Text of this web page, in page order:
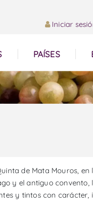
Iniciar
PAÍSES
de Mata Mouros,
y el antiguo
y tintos con